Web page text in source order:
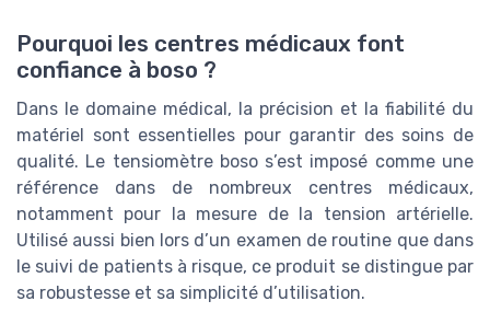
Pourquoi les centres médicaux font
confiance à boso ?
Dans le domaine médical, la précision et la fiabilité du
matériel sont essentielles pour garantir des soins de
qualité. Le tensiomètre boso s’est imposé comme une
référence dans de nombreux centres médicaux,
notamment pour la mesure de la tension artérielle.
Utilisé aussi bien lors d’un examen de routine que dans
le suivi de patients à risque, ce produit se distingue par
sa robustesse et sa simplicité d’utilisation.